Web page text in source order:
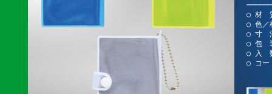
○ 材
○ 色／
○ 寸
○ 包
○ 入
○ コー